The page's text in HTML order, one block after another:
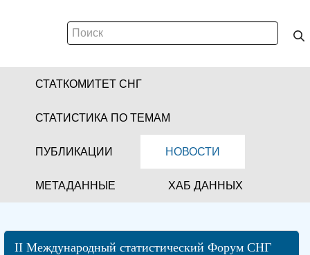
СТАТКОМИТЕТ СНГ
СТАТИСТИКА ПО ТЕМАМ
ПУБЛИКАЦИИ НОВОСТИ
МЕТАДАННЫЕ ХАБ ДАННЫХ
II Международный статистический Форум СНГ